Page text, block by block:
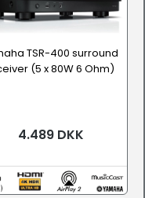
TSR-400 surround
(5 x 80W 6 Ohm)
4.489 DKK